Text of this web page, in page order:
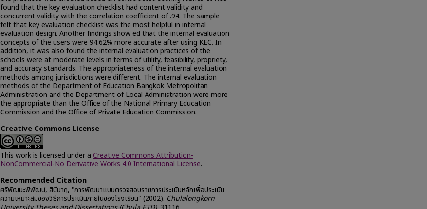
found that the key evaluation checklist had content validity and
concurrent validity with the correlation coefficient of .94. The sample
felt that key evaluation checklist was the most helpful in internal
evaluation design. Another findings show ed that the internal evaluation
concepts of the users were 94.62% more accurate after using KEC. In
addition, it was also found the internal evaluation practices of the
schools were at moderate levels in terms of utility, feasibility, propriety,
and accuracy standards. The appropriateness of the internal evaluation
methods among jurisdictions were different. The internal evaluation
methods of the Department of Education Bangkok Metropolitan
Administration and the Department of Local Administration were more
the appropriate than the Office of the National Primary Education
Commission and the Office of Private Education Commission.
Creative Commons License
This work is licensed under a Creative Commons Attribution-
NonCommercial-No Derivative Works 4.0 International License.
Recommended Citation
ศรีพัฒนะพิพัฒน์, สินีนาฏ, "การพัฒนาแบบตรวจสอบรายการประเมินหลักเพื่อประเมิน
ความเหมาะสมของวิธีการประเมินภายในของโรงเรียน" (2002). Chulalongkorn